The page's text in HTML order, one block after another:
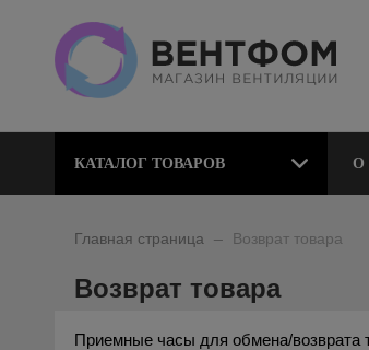
КАТАЛОГ ТОВАРОВ О
Главная страница Возврат товара
Возврат товара
Приемные часы для обмена/возврата